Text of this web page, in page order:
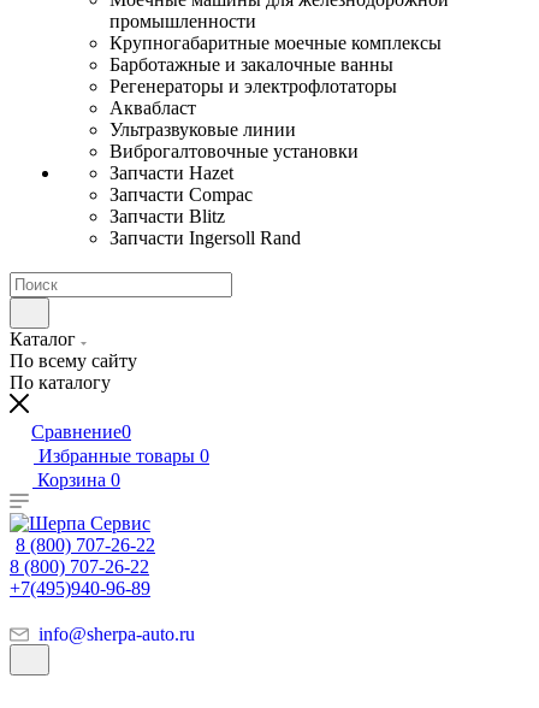
промышленности
Крупногабаритные моечные комплексы
Барботажные и закалочные ванны
Регенераторы и электрофлотаторы
Аквабласт
Ультразвуковые линии
Виброгалтовочные установки
Запчасти Hazet
Запчасти Compac
Запчасти Blitz
Запчасти Ingersoll Rand
Каталог
По всему сайту
По каталогу
Сравнение0
Избранные товары 0
Корзина 0
8 (800) 707-26-22
8 (800) 707-26-22
+7(495)940-96-89
info@sherpa-auto.ru